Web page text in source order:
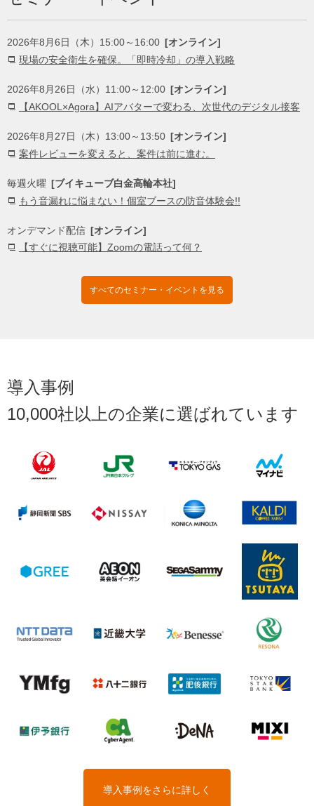
2026年8月6日（木）15:00～16:00 [オンライン]
現場の安全衛生を確保。「即時冷却」の導入戦略
2026年8月26日（水）11:00～12:00 [オンライン]
【AKOOL×Agora】AIアバターで変わる、次世代のデジタル接客
2026年8月27日（木）13:00～13:50 [オンライン]
案件レビューを変えると、案件は前に進む。
毎週火曜 [ブイキューブ白金高輪本社]
もう音漏れに悩まない！個室ブースの防音体験会!!
オンデマンド配信 [オンライン]
【すぐに視聴可能】Zoomの電話って何？
すべてのセミナー・イベントを見る
導入事例
10,000社以上の企業に選ばれています
導入事例をさらに詳しく